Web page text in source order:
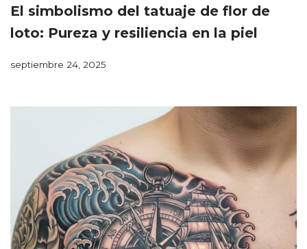
El simbolismo del tatuaje de flor de
loto: Pureza y resiliencia en la piel
septiembre 24, 2025